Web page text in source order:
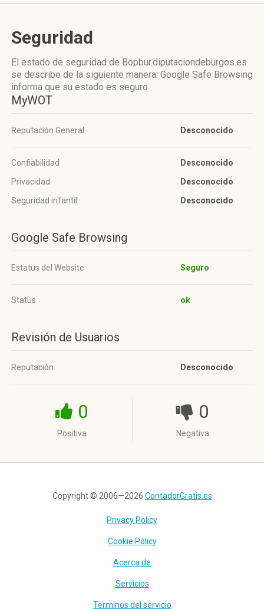
Seguridad
El estado de seguridad de Bopbur.diputaciondeburgos.es
se describe de la siguiente manera: Google Safe Browsing
informa que su estado es seguro.
MyWOT
Reputación General Desconocido
Confiabilidad
Desconocido
Privacidad
Desconocido
Seguridad infantil
Desconocido
Google Safe Browsing
Estatus del Website Seguro
Status ok
Revisión de Usuarios
Reputación Desconocido
0
Positiva
0
Negativa
Copyright © 2006—2026 ContadorGratis.es
Privacy Policy
Cookie Policy
Acerca de
Servicios
Terminos del servicio